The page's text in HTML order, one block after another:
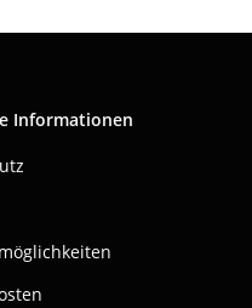
Informationen